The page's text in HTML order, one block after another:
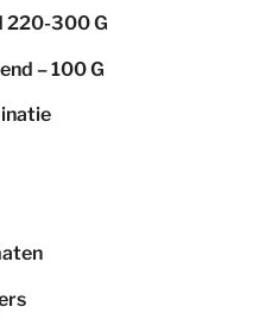
220-300 G
– 100 G